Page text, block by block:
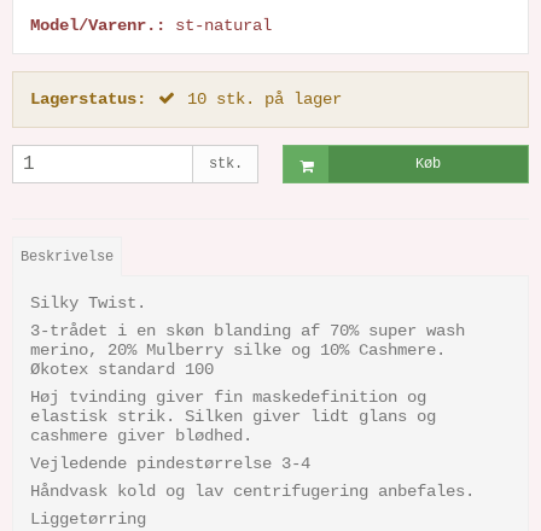
Model/Varenr.: st-natural
Lagerstatus: 10 stk. på lager
stk. Køb
Beskrivelse
Silky Twist.
3-trådet i en skøn blanding af 70% super wash
merino, 20% Mulberry silke og 10% Cashmere.
Økotex standard 100
Høj tvinding giver fin maskedefinition og
elastisk strik. Silken giver lidt glans og
cashmere giver blødhed.
Vejledende pindestørrelse 3-4
Håndvask kold og lav centrifugering anbefales.
Liggetørring